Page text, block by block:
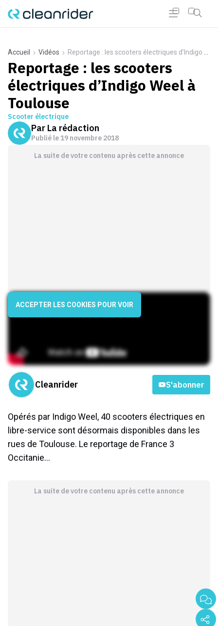
Accueil Vidéos Reportage : les scooters électriques d’Indigo Weel à Toulouse
Reportage : les scooters
électriques d’Indigo Weel à
Toulouse
Scooter électrique
Par La rédaction
Publié le19 novembre 2018
La suite de votre contenu après cette annonce
ACCEPTER LES COOKIES POUR VOIR
Cleanrider S'abonner
Opérés par Indigo Weel, 40 scooters électriques en
libre-service sont désormais disponibles dans les
rues de Toulouse. Le reportage de France 3
Occitanie…
La suite de votre contenu après cette annonce